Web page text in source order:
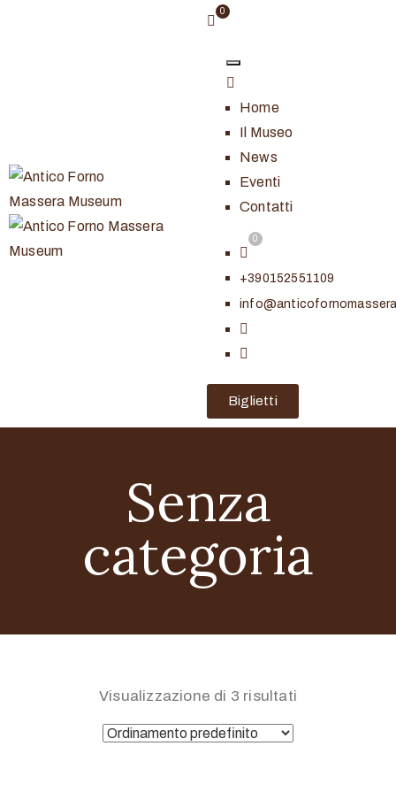
Home
Il Museo
News
Eventi
Contatti
+390152551109
Biglietti
Senza
categoria
Visualizzazione di 3 risultati